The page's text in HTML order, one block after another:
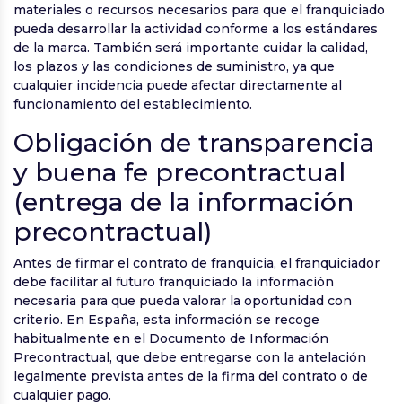
materiales o recursos necesarios para que el franquiciado
pueda desarrollar la actividad conforme a los estándares
de la marca. También será importante cuidar la calidad,
los plazos y las condiciones de suministro, ya que
cualquier incidencia puede afectar directamente al
funcionamiento del establecimiento.
Obligación de transparencia
y buena fe precontractual
(entrega de la información
precontractual)
Antes de firmar el contrato de franquicia, el franquiciador
debe facilitar al futuro franquiciado la información
necesaria para que pueda valorar la oportunidad con
criterio. En España, esta información se recoge
habitualmente en el Documento de Información
Precontractual, que debe entregarse con la antelación
legalmente prevista antes de la firma del contrato o de
cualquier pago.